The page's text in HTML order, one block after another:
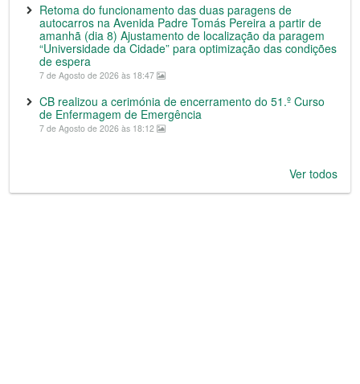
Retoma do funcionamento das duas paragens de
autocarros na Avenida Padre Tomás Pereira a partir de
amanhã (dia 8) Ajustamento de localização da paragem
“Universidade da Cidade” para optimização das condições
de espera
7 de Agosto de 2026 às 18:47
CB realizou a cerimónia de encerramento do 51.º Curso
de Enfermagem de Emergência
7 de Agosto de 2026 às 18:12
Ver todos